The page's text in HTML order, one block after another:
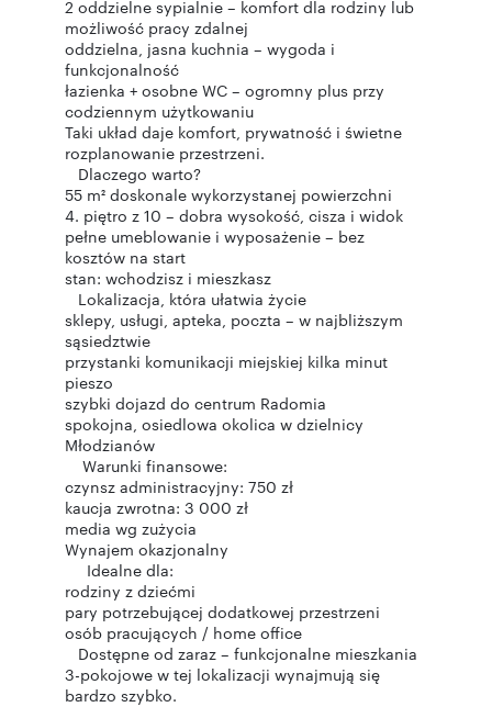
2 oddzielne sypialnie – komfort dla rodziny lub
możliwość pracy zdalnej
oddzielna, jasna kuchnia – wygoda i
funkcjonalność
łazienka + osobne WC – ogromny plus przy
codziennym użytkowaniu
Taki układ daje komfort, prywatność i świetne
rozplanowanie przestrzeni.
Dlaczego warto?
55 m² doskonale wykorzystanej powierzchni
4. piętro z 10 – dobra wysokość, cisza i widok
pełne umeblowanie i wyposażenie – bez
kosztów na start
stan: wchodzisz i mieszkasz
Lokalizacja, która ułatwia życie
sklepy, usługi, apteka, poczta – w najbliższym
sąsiedztwie
przystanki komunikacji miejskiej kilka minut
pieszo
szybki dojazd do centrum Radomia
spokojna, osiedlowa okolica w dzielnicy
Młodzianów
Warunki finansowe:
czynsz administracyjny: 750 zł
kaucja zwrotna: 3 000 zł
media wg zużycia
Wynajem okazjonalny
Idealne dla:
rodziny z dziećmi
pary potrzebującej dodatkowej przestrzeni
osób pracujących / home office
Dostępne od zaraz – funkcjonalne mieszkania
3-pokojowe w tej lokalizacji wynajmują się
bardzo szybko.